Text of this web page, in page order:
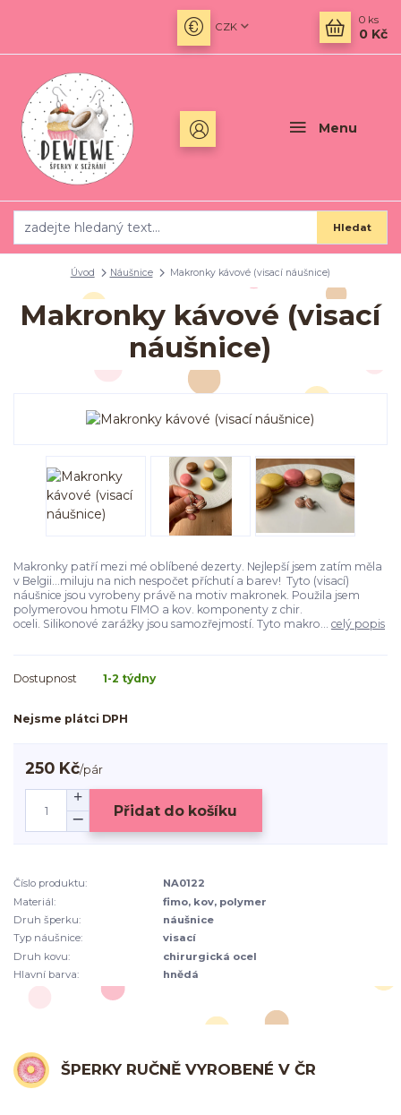
Menu
CZK
Hledat
0 ks
0 Kč
Úvod Náušnice Makronky kávové (visací náušnice)
Makronky kávové (visací
náušnice)
Makronky patří mezi mé oblíbené dezerty. Nejlepší jsem zatím měla
v Belgii...miluju na nich nespočet příchutí a barev! Tyto (visací)
náušnice jsou vyrobeny právě na motiv makronek. Použila jsem
polymerovou hmotu FIMO a kov. komponenty z chir.
oceli. Silikonové zarážky jsou samozřejmostí. Tyto makro... celý popis
Dostupnost 1-2 týdny
Nejsme plátci DPH
250 Kč/pár
Přidat do košíku
Číslo produktu:
NA0122
Materiál:
fimo, kov, polymer
Druh šperku:
náušnice
Typ náušnice:
visací
Druh kovu:
chirurgická ocel
Hlavní barva:
hnědá
ŠPERKY RUČNĚ VYROBENÉ V ČR